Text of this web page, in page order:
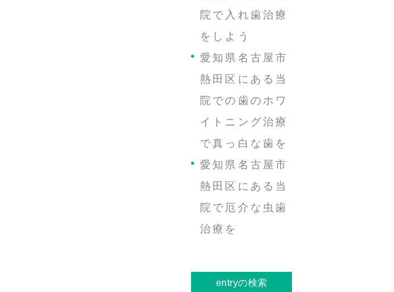
院で入れ歯治療
をしよう
愛知県名古屋市
熱田区にある当
院での歯のホワ
イトニング治療
で真っ白な歯を
愛知県名古屋市
熱田区にある当
院で厄介な虫歯
治療を
entryの検索